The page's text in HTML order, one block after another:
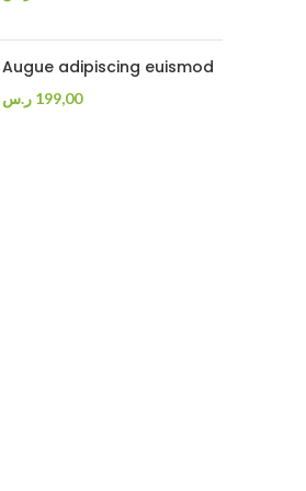
Augue adipiscing euismod
199,00 ر.س